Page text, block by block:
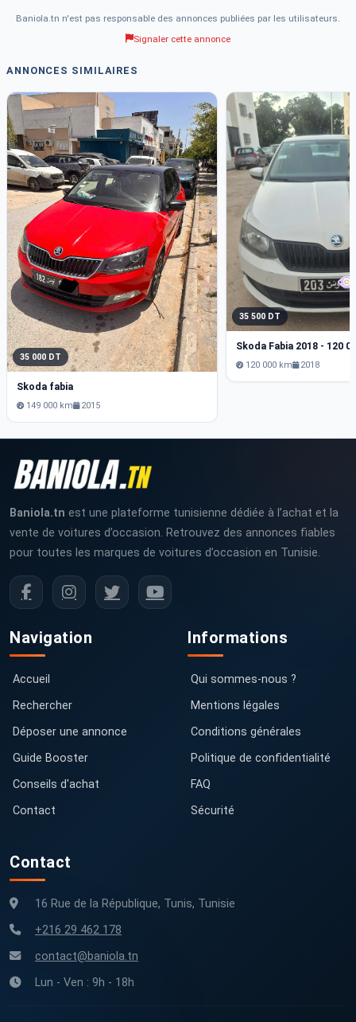
Baniola.tn n'est pas responsable des annonces publiées par les utilisateurs.
Signaler cette annonce
ANNONCES SIMILAIRES
35 000 DT
Skoda fabia
149 000 km 2015
35 500 DT
120 000 km 2018
Baniola.tn est une plateforme tunisienne dédiée à l’achat et la
vente de voitures d’occasion. Retrouvez des annonces fiables
pour toutes les marques de voitures d’occasion en Tunisie.
Navigation
Accueil
Rechercher
Déposer une annonce
Guide Booster
Conseils d'achat
Contact
Informations
Qui sommes-nous ?
Mentions légales
Conditions générales
Politique de confidentialité
FAQ
Sécurité
Contact
16 Rue de la République, Tunis, Tunisie
+216 29 462 178
contact@baniola.tn
Lun - Ven : 9h - 18h